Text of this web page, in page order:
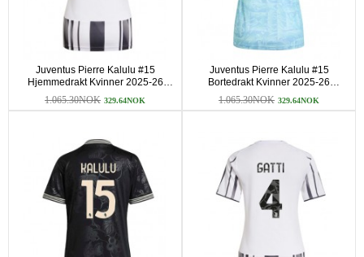
Juventus Pierre Kalulu #15
Hjemmedrakt Kvinner 2025-26
Kortermet
1.065.30NOK 329.64NOK
Juventus Pierre Kalulu #15
Bortedrakt Kvinner 2025-26
Kortermet
1.065.30NOK 329.64NOK